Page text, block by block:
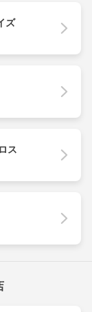
ズ
ス